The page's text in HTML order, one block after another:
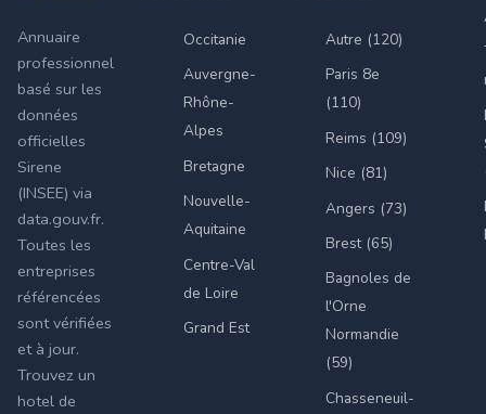
Annuaire
professionnel
basé sur les
données
officielles
Sirene
(INSEE) via
data.gouv.fr.
Toutes les
entreprises
référencées
sont vérifiées
et à jour.
Trouvez un
hotel de
Occitanie
Auvergne-
Rhône-
Alpes
Bretagne
Nouvelle-
Aquitaine
Centre-Val
de Loire
Grand Est
Autre (120)
Paris 8e
(110)
Reims (109)
Nice (81)
Angers (73)
Brest (65)
Bagnoles de
l'Orne
Normandie
(59)
Chasseneuil-